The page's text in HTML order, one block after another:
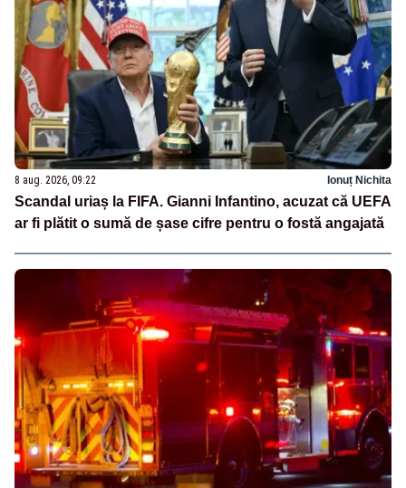
8 aug. 2026, 09:22 Ionuț Nichita
Scandal uriaș la FIFA. Gianni Infantino, acuzat că UEFA
ar fi plătit o sumă de șase cifre pentru o fostă angajată